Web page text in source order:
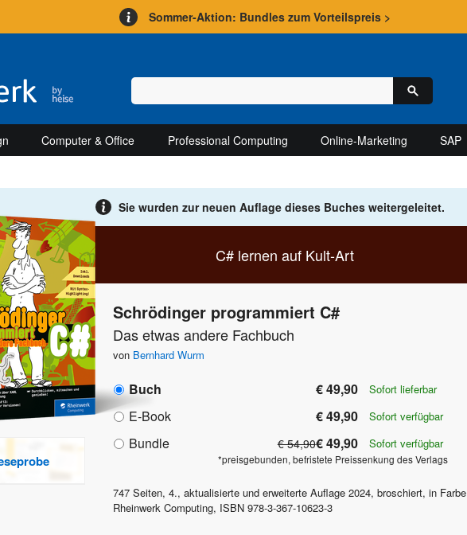
Sommer-Aktion: Bundles zum Vorteilspreis >
Computer & Office Professional Computing Online-Marketing SAP
Sie wurden zur neuen Auflage dieses Buches weitergeleitet.
C# lernen auf Kult-Art
Schrödinger programmiert C#
Das etwas andere Fachbuch
von Bernhard Wurm
Buch € 49,90 Sofort lieferbar
E-Book € 49,90 Sofort verfügbar
Bundle € 54,90€ 49,90
*preisgebunden, befristete Preissenkung des Verlags
Sofort verfügbar
747 Seiten, 4., aktualisierte und erweiterte Auflage 2024, broschiert, in Farbe
Rheinwerk Computing, ISBN 978-3-367-10623-3